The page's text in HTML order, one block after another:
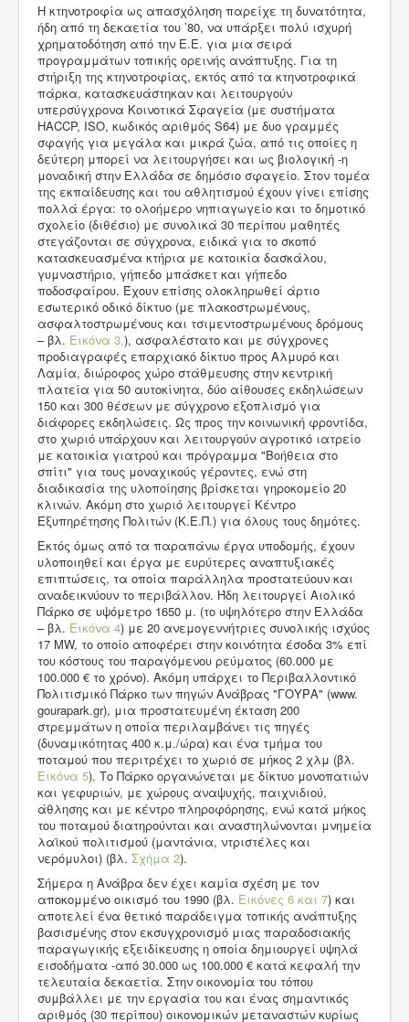
Η κτηνοτροφία ως απασχόληση παρείχε τη δυνατότητα,
ήδη από τη δεκαετία του ’80, να υπάρξει πολύ ισχυρή
χρηματοδότηση από την Ε.Ε. για μια σειρά
προγραμμάτων τοπικής ορεινής ανάπτυξης. Για τη
στήριξη της κτηνοτροφίας, εκτός από τα κτηνοτροφικά
πάρκα, κατασκευάστηκαν και λειτουργούν
υπερσύγχρονα Κοινοτικά Σφαγεία (με συστήματα
HACCP, ISO, κωδικός αριθμός S64) με δυο γραμμές
σφαγής για μεγάλα και μικρά ζώα, από τις οποίες η
δεύτερη μπορεί να λειτουργήσει και ως βιολογική -η
μοναδική στην Ελλάδα σε δημόσιο σφαγείο. Στον τομέα
της εκπαίδευσης και του αθλητισμού έχουν γίνει επίσης
πολλά έργα: το ολοήμερο νηπιαγωγείο και το δημοτικό
σχολείο (διθέσιο) με συνολικά 30 περίπου μαθητές
στεγάζονται σε σύγχρονα, ειδικά για το σκοπό
κατασκευασμένα κτήρια με κατοικία δασκάλου,
γυμναστήριο, γήπεδο μπάσκετ και γήπεδο
ποδοσφαίρου. Έχουν επίσης ολοκληρωθεί άρτιο
εσωτερικό οδικό δίκτυο (με πλακοστρωμένους,
ασφαλτοστρωμένους και τσιμεντοστρωμένους δρόμους
– βλ. Εικόνα 3,), ασφαλέστατο και με σύγχρονες
προδιαγραφές επαρχιακό δίκτυο προς Αλμυρό και
Λαμία, διώροφος χώρο στάθμευσης στην κεντρική
πλατεία για 50 αυτοκίνητα, δύο αίθουσες εκδηλώσεων
150 και 300 θέσεων με σύγχρονο εξοπλισμό για
διάφορες εκδηλώσεις. Ως προς την κοινωνική φροντίδα,
στο χωριό υπάρχουν και λειτουργούν αγροτικό ιατρείο
με κατοικία γιατρού και πρόγραμμα "Βοήθεια στο
σπίτι" για τους μοναχικούς γέροντες, ενώ στη
διαδικασία της υλοποίησης βρίσκεται γηροκομείο 20
κλινών. Ακόμη στο χωριό λειτουργεί Κέντρο
Εξυπηρέτησης Πολιτών (Κ.Ε.Π.) για όλους τους δημότες.
Εκτός όμως από τα παραπάνω έργα υποδομής, έχουν
υλοποιηθεί και έργα με ευρύτερες αναπτυξιακές
επιπτώσεις, τα οποία παράλληλα προστατεύουν και
αναδεικνύουν το περιβάλλον. Ήδη λειτουργεί Αιολικό
Πάρκο σε υψόμετρο 1650 μ. (το υψηλότερο στην Ελλάδα
– βλ. Εικόνα 4) με 20 ανεμογεννήτριες συνολικής ισχύος
17 MW, το οποίο αποφέρει στην κοινότητα έσοδα 3% επί
του κόστους του παραγόμενου ρεύματος (60.000 με
100.000 € το χρόνο). Ακόμη υπάρχει το Περιβαλλοντικό
Πολιτισμικό Πάρκο των πηγών Ανάβρας "ΓΟΥΡΑ" (www.
gourapark.gr), μια προστατευμένη έκταση 200
στρεμμάτων η οποία περιλαμβάνει τις πηγές
(δυναμικότητας 400 κ.μ./ώρα) και ένα τμήμα του
ποταμού που περιτρέχει το χωριό σε μήκος 2 χλμ (βλ.
Εικόνα 5). Το Πάρκο οργανώνεται με δίκτυο μονοπατιών
και γεφυριών, με χώρους αναψυχής, παιχνιδιού,
άθλησης και με κέντρο πληροφόρησης, ενώ κατά μήκος
του ποταμού διατηρούνται και αναστηλώνονται μνημεία
λαϊκού πολιτισμού (μαντάνια, ντριστέλες και
νερόμυλοι) (βλ. Σχήμα 2).
Σήμερα η Ανάβρα δεν έχει καμία σχέση με τον
αποκομμένο οικισμό του 1990 (βλ. Εικόνες 6 και 7) και
αποτελεί ένα θετικό παράδειγμα τοπικής ανάπτυξης
βασισμένης στον εκσυγχρονισμό μιας παραδοσιακής
παραγωγικής εξειδίκευσης η οποία δημιουργεί υψηλά
εισοδήματα -από 30.000 ως 100.000 € κατά κεφαλή την
τελευταία δεκαετία. Στην οικονομία του τόπου
συμβάλλει με την εργασία του και ένας σημαντικός
αριθμός (30 περίπου) οικονομικών μεταναστών κυρίως